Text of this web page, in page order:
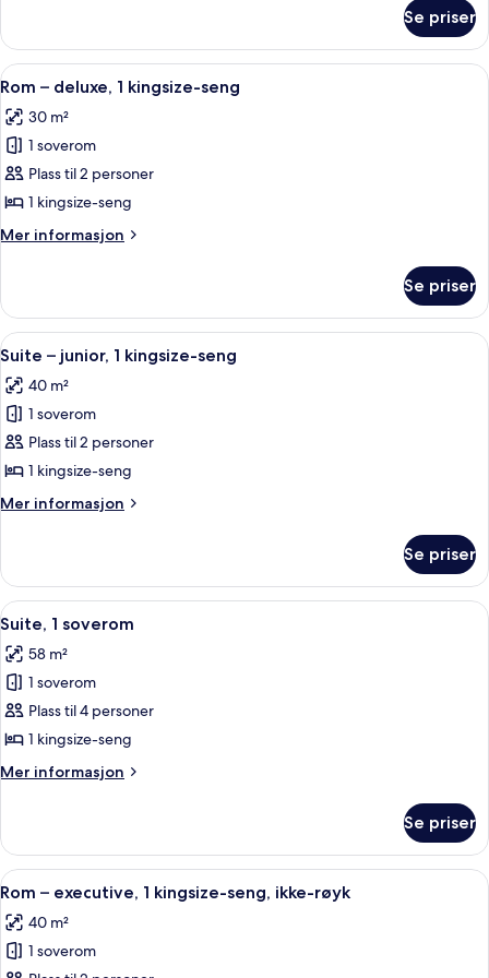
–
deluxe
Se priser
Åpne
alle
bildene
av
Rom
–
deluxe,
1
seng
Sengetøy av topp kvalitet,
12
Rom – deluxe, 1 kingsize-seng
30 m²
1 soverom
Plass til 2 personer
1 kingsize-seng
Mer informasjon
Mer
–
deluxe,
1
kingsize-
seng
Se priser
Åpne
alle
bildene
av
Suite
–
junior,
1
seng
Suite – junior, 1 kingsize-seng |
7
Suite – junior, 1 kingsize-seng
40 m²
1 soverom
Plass til 2 personer
1 kingsize-seng
Mer informasjon
Mer
–
junior,
1
seng
Se priser
Åpne
alle
bildene
av
Suite,
1
soverom
Suite, 1 soverom | Oppholdsområde
8
Suite, 1 soverom
58 m²
1 soverom
Plass til 4 personer
1 kingsize-seng
Mer informasjon
Mer
1
soverom
Se priser
Åpne
alle
bildene
av
Sengetøy av topp kvalitet,
9
Rom – executive, 1 kingsize-seng, ikke-røyk
40 m²
1 soverom